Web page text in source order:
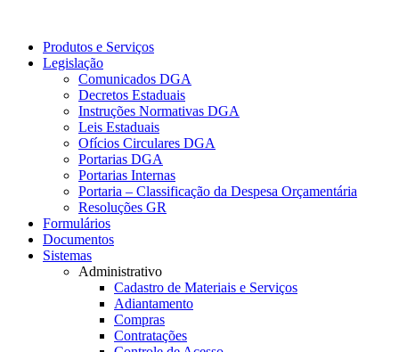
Produtos e Serviços
Legislação
Comunicados DGA
Decretos Estaduais
Instruções Normativas DGA
Leis Estaduais
Ofícios Circulares DGA
Portarias DGA
Portarias Internas
Portaria – Classificação da Despesa Orçamentária
Resoluções GR
Formulários
Documentos
Sistemas
Administrativo
Cadastro de Materiais e Serviços
Adiantamento
Compras
Contratações